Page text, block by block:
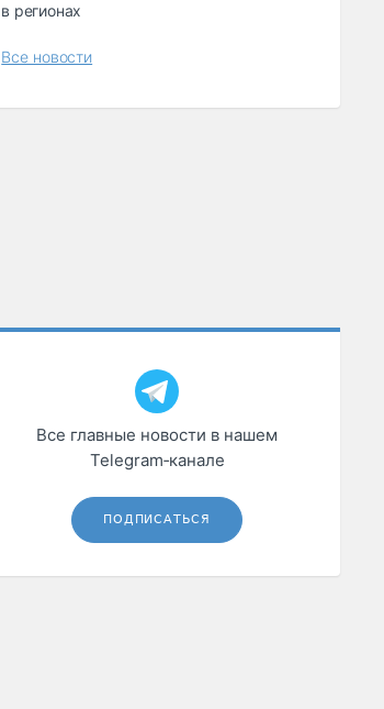
в регионах
Все новости
Все главные новости в нашем
Telegram‑канале
ПОДПИСАТЬСЯ